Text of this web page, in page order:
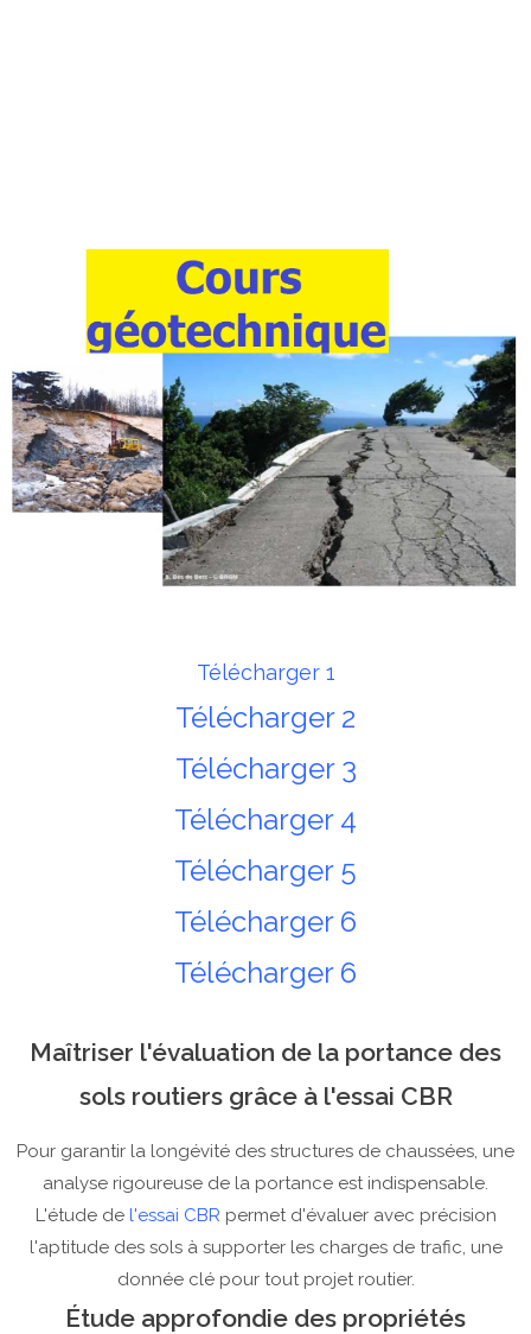
Télécharger 1
Télécharger 2
Télécharger 3
Télécharger 4
Télécharger 5
Télécharger 6
Télécharger 6
Maîtriser l'évaluation de la portance des
sols routiers grâce à l'essai CBR
Pour garantir la longévité des structures de chaussées, une
analyse rigoureuse de la portance est indispensable.
L'étude de l'essai CBR permet d'évaluer avec précision
l'aptitude des sols à supporter les charges de trafic, une
donnée clé pour tout projet routier.
Étude approfondie des propriétés